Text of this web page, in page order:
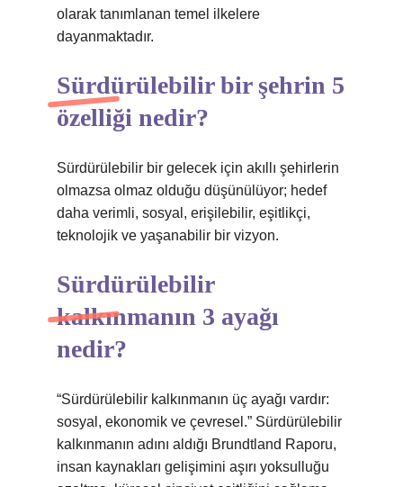
olarak tanımlanan temel ilkelere
dayanmaktadır.
Sürdürülebilir bir şehrin 5
özelliği nedir?
Sürdürülebilir bir gelecek için akıllı şehirlerin
olmazsa olmaz olduğu düşünülüyor; hedef
daha verimli, sosyal, erişilebilir, eşitlikçi,
teknolojik ve yaşanabilir bir vizyon.
Sürdürülebilir
kalkınmanın 3 ayağı
nedir?
“Sürdürülebilir kalkınmanın üç ayağı vardır:
sosyal, ekonomik ve çevresel.” Sürdürülebilir
kalkınmanın adını aldığı Brundtland Raporu,
insan kaynakları gelişimini aşırı yoksulluğu